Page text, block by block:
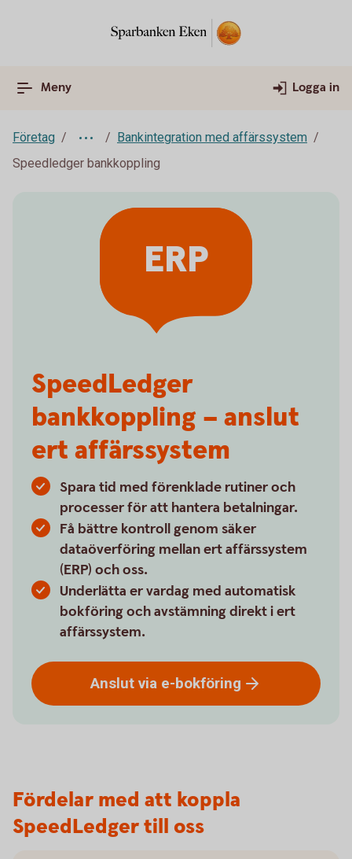
Meny Logga in
Företag
Bankintegration med affärssystem
Speedledger bankkoppling
SpeedLedger
bankkoppling – anslut
ert affärssystem
Spara tid med förenklade rutiner och
processer för att hantera betalningar.
Få bättre kontroll genom säker
dataöverföring mellan ert affärssystem
(ERP) och oss.
Underlätta er vardag med automatisk
bokföring och avstämning direkt i ert
affärssystem.
Anslut via e-bokföring
ERP
Fördelar med att koppla
SpeedLedger till oss